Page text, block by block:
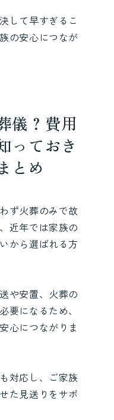
して早すぎるこ
の安心につなが
儀？費用
っておき
とめ
ず火葬のみで故
近年では家族の
から選ばれる方
や安置、火葬の
要になるため、
心につながりま
対応し、ご家族
た見送りをサポ